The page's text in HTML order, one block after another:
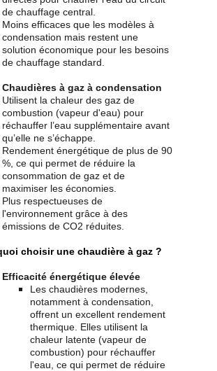
de chauffage central.
Moins efficaces que les modèles à
condensation mais restent une
solution économique pour les besoins
de chauffage standard.
Chaudières à gaz à condensation
Utilisent la chaleur des gaz de
combustion (vapeur d'eau) pour
réchauffer l’eau supplémentaire avant
qu’elle ne s’échappe.
Rendement énergétique de plus de 90
%, ce qui permet de réduire la
consommation de gaz et de
maximiser les économies.
Plus respectueuses de
l'environnement grâce à des
émissions de CO2 réduites.
choisir une chaudière à gaz ?
Efficacité énergétique élevée
Les chaudières modernes,
notamment à condensation,
offrent un excellent rendement
thermique. Elles utilisent la
chaleur latente (vapeur de
combustion) pour réchauffer
l'eau, ce qui permet de réduire